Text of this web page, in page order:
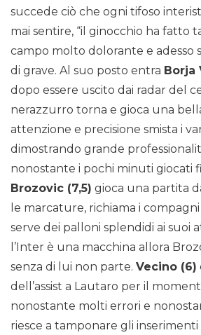
succede ciò che ogni tifoso
mai sentire, “il ginocchio ha fatto
campo molto dolorante e adesso
di grave. Al suo posto entra Borja
dopo essere uscito dai radar del
nerazzurro torna e gioca una
attenzione e precisione smista i
dimostrando grande
nonostante i pochi minuti giocati
Brozovic (7,5) gioca una partita
le marcature, richiama i
serve dei palloni splendidi ai suoi
l’Inter è una macchina allora
senza di lui non parte. Vecino (6)
dell’assist a Lautaro per il
nonostante molti errori e
riesce a tamponare gli inserimenti